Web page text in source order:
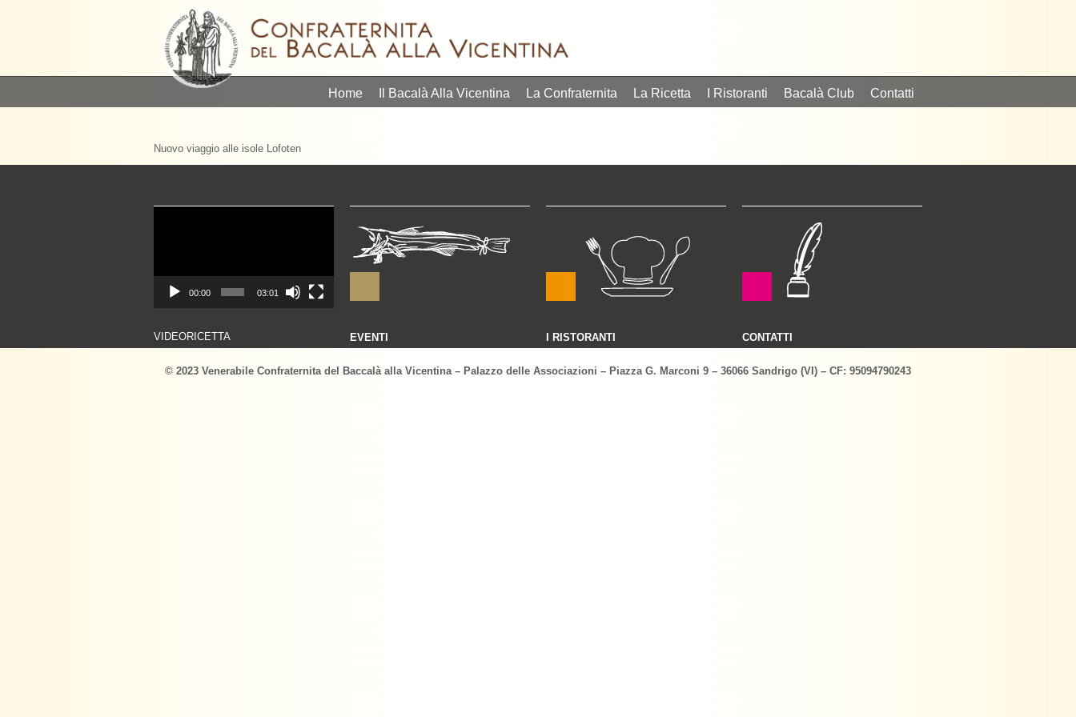
Home Il Bacalà Alla Vicentina La Confraternita La Ricetta I Ristoranti Bacalà Club Contatti
Nuovo viaggio alle isole Lofoten
00:00 03:01
VIDEORICETTA EVENTI I RISTORANTI CONTATTI
© 2023 Venerabile Confraternita del Baccalà alla Vicentina – Palazzo delle Associazioni – Piazza G. Marconi 9 – 36066 Sandrigo (VI) – CF: 95094790243